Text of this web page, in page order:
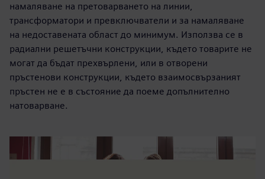
намаляване на претоварването на линии,
трансформатори и превключватели и за намаляване
на недоставената област до минимум. Използва се в
радиални решетъчни конструкции, където товарите не
могат да бъдат прехвърлени, или в отворени
пръстенови конструкции, където взаимосвързаният
пръстен не е в състояние да поеме допълнително
натоварване.